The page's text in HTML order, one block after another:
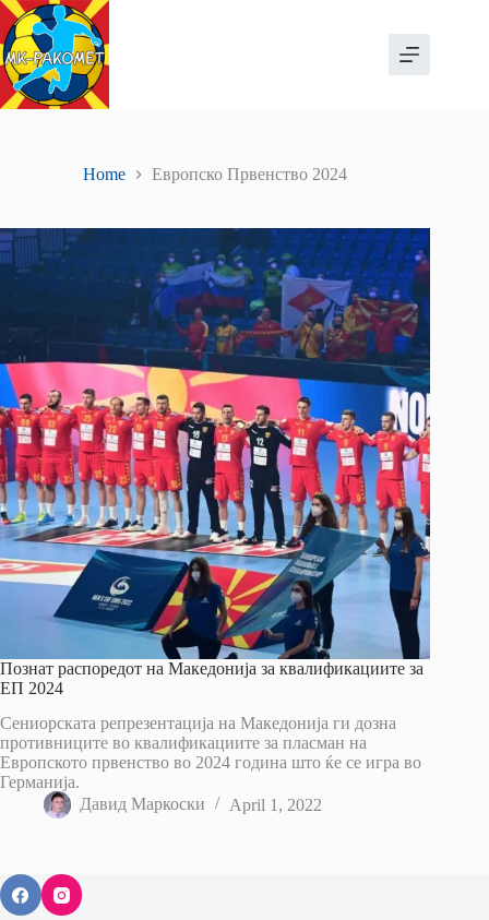
Skip
to
content
Home Европско Првенство 2024
Познат распоредот на Македонија за квалификациите за
ЕП 2024
Сениорската репрезентација на Македонија ги дозна
противниците во квалификациите за пласман на
Европското првенство во 2024 година што ќе се игра во
Германија.
Давид Маркоски
April 1, 2022